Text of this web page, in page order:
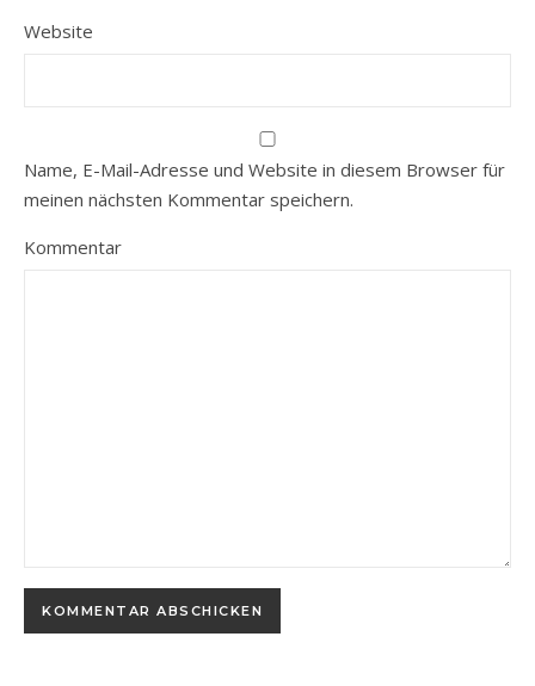
Website
Name, E-Mail-Adresse und Website in diesem Browser für
meinen nächsten Kommentar speichern.
Kommentar